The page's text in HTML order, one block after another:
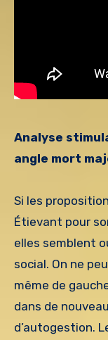
Analyse
angle mort
Si les
Étievant pour
elles semblent
social. On ne
même de
dans de
d’autogestion.